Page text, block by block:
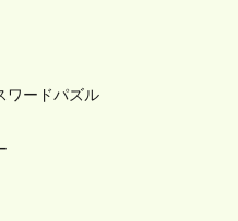
ワードパズル